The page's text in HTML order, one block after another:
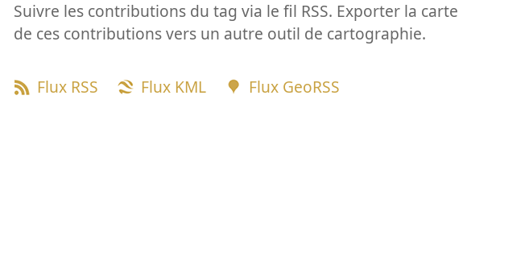
Suivre les contributions du tag via le fil RSS. Exporter la carte
de ces contributions vers un autre outil de cartographie.
Flux RSS Flux KML Flux GeoRSS